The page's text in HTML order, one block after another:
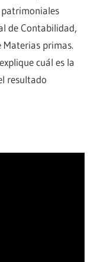
de Contabilidad,
Materias primas.
cuál es la
resultado